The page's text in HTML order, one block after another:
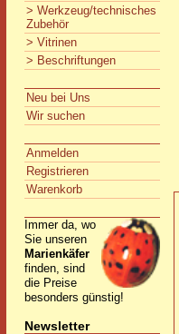
> Werkzeug/technisches
Zubehör
> Vitrinen
> Beschriftungen
Neu bei Uns
Wir suchen
Anmelden
Registrieren
Warenkorb
Immer da, wo
Sie unseren
Marienkäfer
finden, sind
die Preise
besonders günstig!
Newsletter